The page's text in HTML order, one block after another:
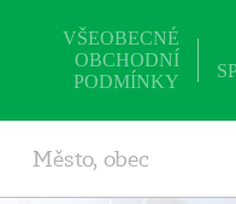
VŠEOBECNÉ
OBCHODNÍ
PODMÍNKY
Město, obec